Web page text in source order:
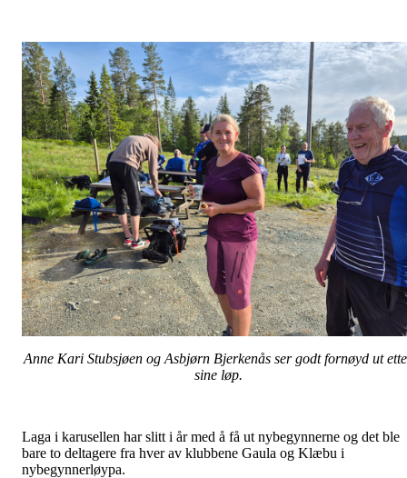
Anne Kari Stubsjøen og Asbjørn Bjerkenås ser godt fornøyd ut
sine løp.
Laga i karusellen har slitt i år med å få ut nybegynnerne og det ble
bare to deltagere fra hver av klubbene Gaula og Klæbu i
nybegynnerløypa.